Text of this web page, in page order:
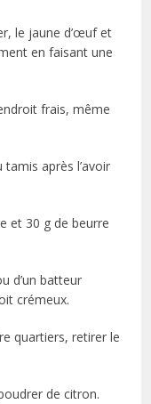
le jaune d’œuf et
en faisant une
frais, même
après l’avoir
et 30 g de beurre
d’un batteur
crémeux.
quartiers, retirer le
de citron.